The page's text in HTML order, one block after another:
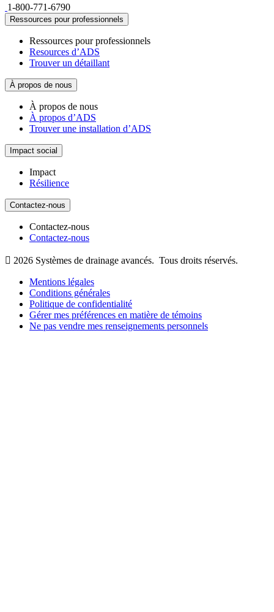
1-800-771-6790
Ressources pour professionnels
Ressources pour professionnels
Resources d’ADS
Trouver un détaillant
À propos de nous
À propos de nous
À propos d’ADS
Trouver une installation d’ADS
Impact social
Impact
Résilience
Contactez-nous
Contactez-nous
Contactez-nous
 2026 Systèmes de drainage avancés. Tous droits réservés.
Mentions légales
Conditions générales
Politique de confidentialité
Gérer mes préférences en matière de témoins
Ne pas vendre mes renseignements personnels